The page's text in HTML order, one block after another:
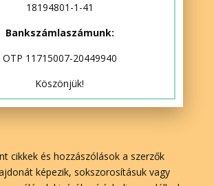
18194801-1-41
Bankszámlaszámunk:
OTP 11715007-20449940
Köszönjük!
cikkek és hozzászólások a szerzők
képezik, sokszorosításuk vagy